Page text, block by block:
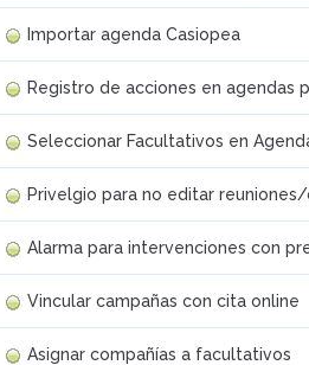
Importar agenda Casiopea
Registro de acciones en agendas
Seleccionar Facultativos en
Privelgio para no editar
Alarma para intervenciones con
Vincular campañas con cita online
Asignar compañías a facultativos